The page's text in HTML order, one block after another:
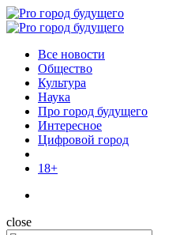
Menu
Поиск
Menu
Pro
Все новости
Общество
Культура
Наука
Про город будущего
Интересное
Цифровой город
18+
Поиск
close